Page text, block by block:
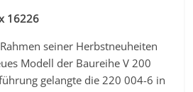
16226
seiner Herbstneuheiten
Modell der Baureihe V 200
gelangte die 220 004-6 in